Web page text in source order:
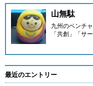
山無駄
九州のベンチ
「共創」「サ
最近のエントリー